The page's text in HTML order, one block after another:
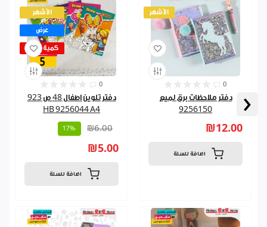
‹
الأشهر
عرض
كمية قليلة
0
دفتر تلوين اطفال 48 ص 923
HB 9256044 A4
₪6.00
-17%
₪5.00
اضافة للسلة
الأشهر
0
دفتر ملاحظات برق لميع
9256150
₪12.00
اضافة للسلة